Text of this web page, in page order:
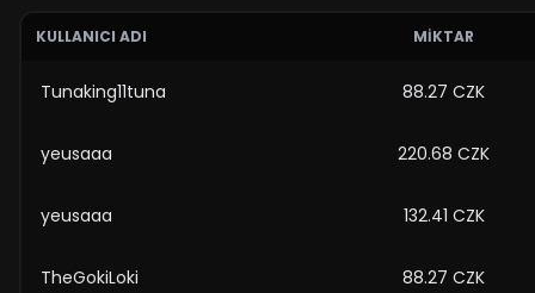
KULLANICI ADI MIKTAR
Tunaking11tuna 88.27 CZK
yeusaaa 220.68 CZK
yeusaaa 132.41 CZK
TheGokiLoki 88.27 CZK